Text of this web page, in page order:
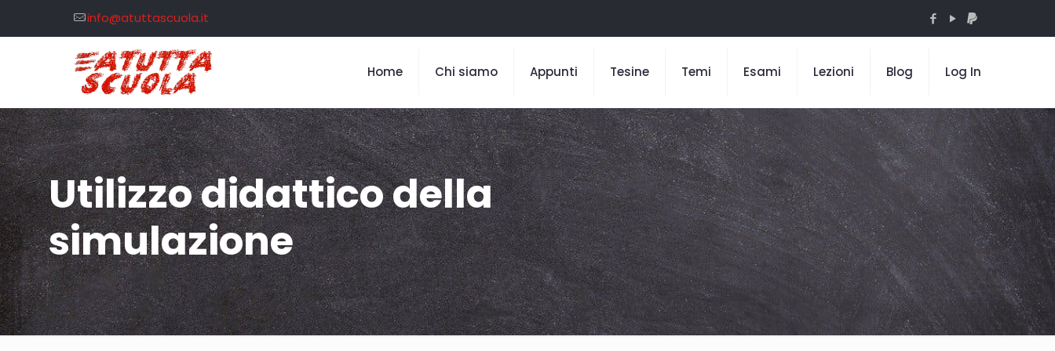
info@atuttascuola.it
Home Chi siamo Appunti Tesine Temi Esami Lezioni Blog Log In
Utilizzo didattico della
simulazione